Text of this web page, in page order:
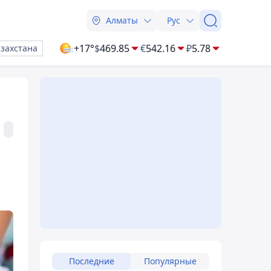
Алматы Рус
+17°$469.85 €542.16 ₽5.78
Последние Популярные